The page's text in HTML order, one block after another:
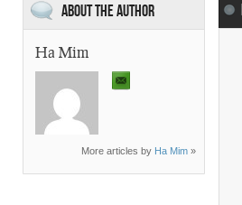
About the Author
Ha Mim
More articles by Ha Mim »